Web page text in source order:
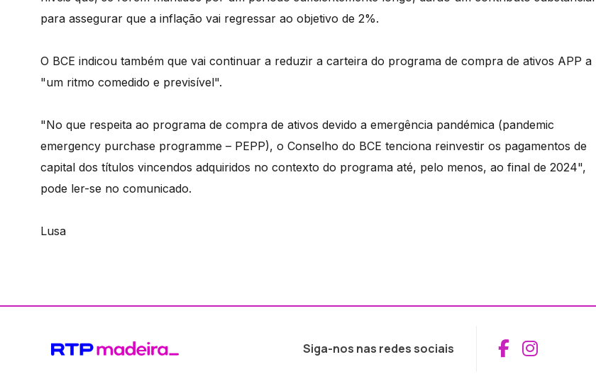
para assegurar que a inflação vai regressar ao objetivo de 2%.
O BCE indicou também que vai continuar a reduzir a carteira do programa de compra de ativos APP a
"um ritmo comedido e previsível".
"No que respeita ao programa de compra de ativos devido a emergência pandémica (pandemic
emergency purchase programme – PEPP), o Conselho do BCE tenciona reinvestir os pagamentos de
capital dos títulos vincendos adquiridos no contexto do programa até, pelo menos, ao final de 2024",
pode ler-se no comunicado.
Lusa
Siga-nos nas redes sociais Aceder